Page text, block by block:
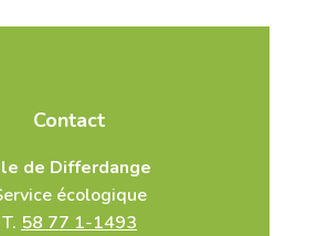
Contact
de Differdange
écologique
T. 58 77 1-1493